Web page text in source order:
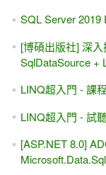
SQL Server 2019
[博碩出版社] 深
SqlDataSource +
LINQ超入門 - 課
LINQ超入門 - 試
[ASP.NET 8.0]